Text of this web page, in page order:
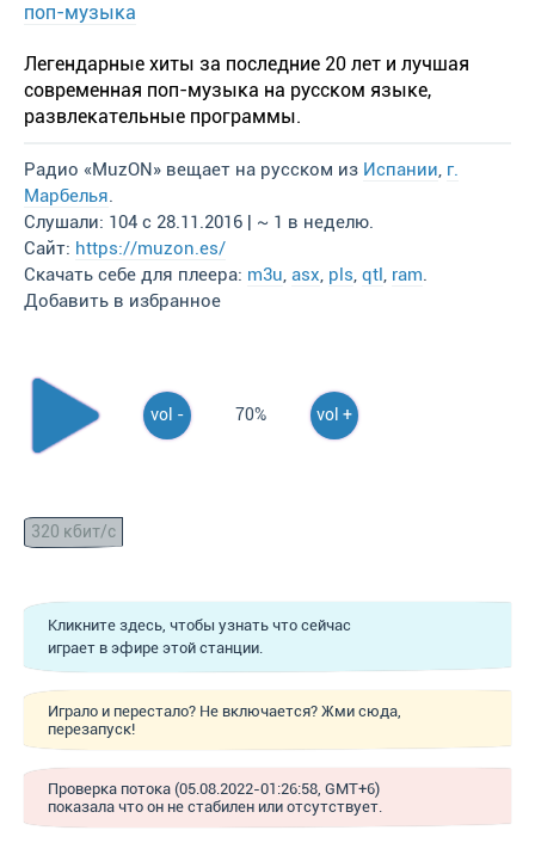
поп-музыка
Легендарные хиты за последние 20 лет и лучшая
современная поп-музыка на русском языке,
развлекательные программы.
Радио «MuzON» вещает на русском из Испании, г.
Марбелья.
Слушали: 104 с 28.11.2016 | ~ 1 в неделю.
Сайт: https://muzon.es/
Скачать себе для плеера: m3u, asx, pls, qtl, ram.
Добавить в избранное
vol - 70% vol +
320 кбит/с
Кликните здесь, чтобы узнать что сейчас
играет в эфире этой станции.
Играло и перестало? Не включается? Жми сюда,
перезапуск!
Проверка потока (05.08.2022-01:26:58, GMT+6)
показала что он не стабилен или отсутствует.